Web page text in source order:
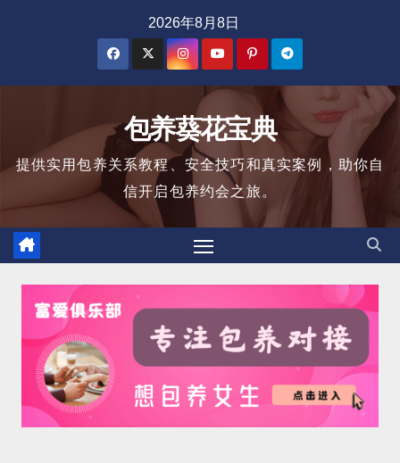
2026年8月8日
包养葵花宝典
提供实用包养关系教程、安全技巧和真实案例，助你自
信开启包养约会之旅。